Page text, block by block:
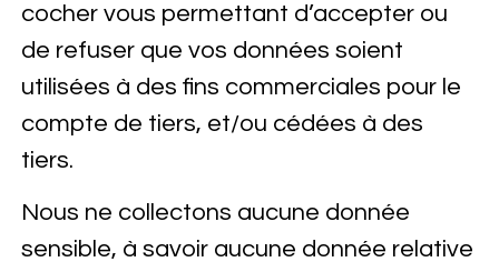
cocher vous permettant d’accepter ou
de refuser que vos données soient
utilisées à des fins commerciales pour le
compte de tiers, et/ou cédées à des
tiers.
Nous ne collectons aucune donnée
sensible, à savoir aucune donnée relative